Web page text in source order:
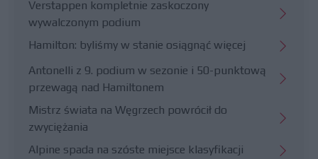
Verstappen kompletnie zaskoczony
wywalczonym podium
Hamilton: byliśmy w stanie osiągnąć więcej
Antonelli z 9. podium w sezonie i 50-punktową
przewagą nad Hamiltonem
Mistrz świata na Węgrzech powrócił do
zwyciężania
Alpine spada na szóste miejsce klasyfikacji